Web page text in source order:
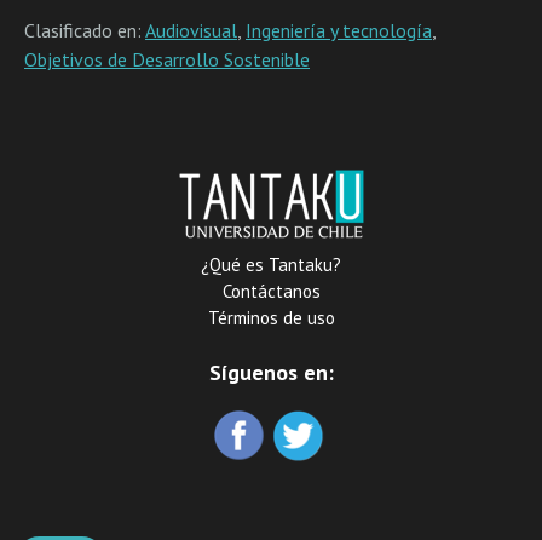
Clasificado en: Audiovisual, Ingeniería y tecnología,
Objetivos de Desarrollo Sostenible
¿Qué es Tantaku?
Contáctanos
Términos de uso
Síguenos en: